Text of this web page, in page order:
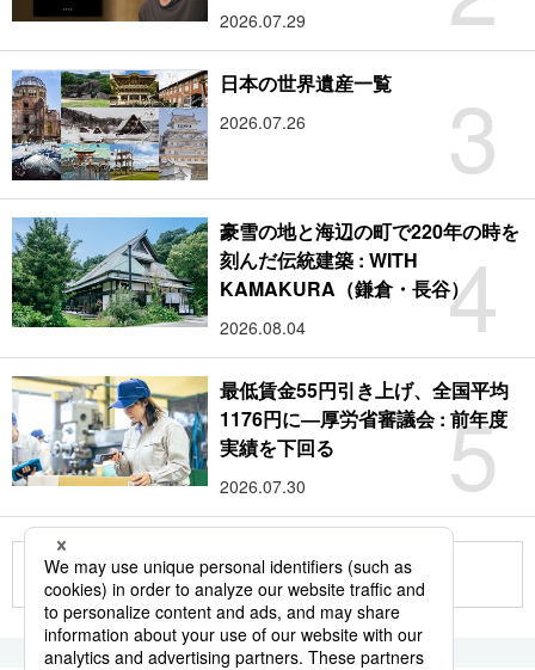
2026.07.29
3
日本の世界遺産一覧
2026.07.26
4
豪雪の地と海辺の町で220年の時を
刻んだ伝統建築 : WITH
KAMAKURA（鎌倉・長谷）
2026.08.04
5
最低賃金55円引き上げ、全国平均
1176円に―厚労省審議会 : 前年度
実績を下回る
2026.07.30
もっと見る